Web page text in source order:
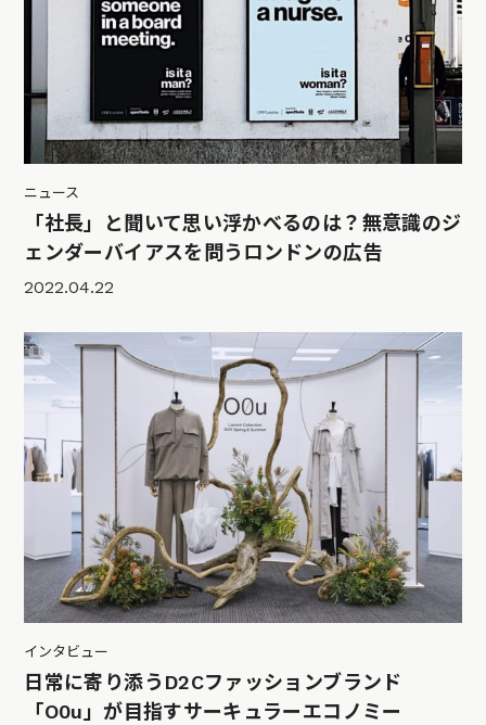
ニュース
「社長」と聞いて思い浮かべるのは？無意識のジ
ェンダーバイアスを問うロンドンの広告
2022.04.22
インタビュー
日常に寄り添うD2Cファッションブランド
「O0u」が目指すサーキュラーエコノミー